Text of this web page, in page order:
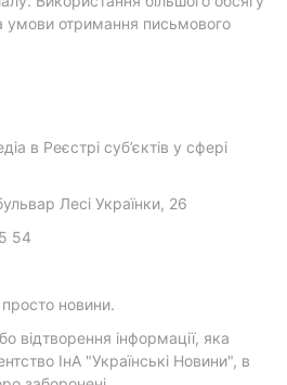
отримання письмового
в Реєстрі суб’єктів у сфері
Лесі Українки, 26
54
новини.
відтворення інформації, яка
ІнА "Українські Новини", в